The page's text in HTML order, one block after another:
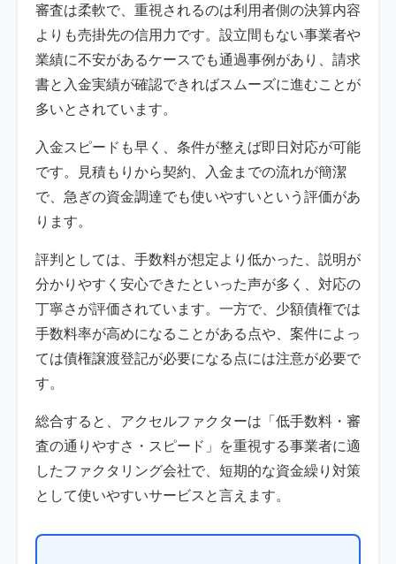
審査は柔軟で、重視されるのは利用者側の決算内容
よりも売掛先の信用力です。設立間もない事業者や
業績に不安があるケースでも通過事例があり、請求
書と入金実績が確認できればスムーズに進むことが
多いとされています。
入金スピードも早く、条件が整えば即日対応が可能
です。見積もりから契約、入金までの流れが簡潔
で、急ぎの資金調達でも使いやすいという評価があ
ります。
評判としては、手数料が想定より低かった、説明が
分かりやすく安心できたといった声が多く、対応の
丁寧さが評価されています。一方で、少額債権では
手数料率が高めになることがある点や、案件によっ
ては債権譲渡登記が必要になる点には注意が必要で
す。
総合すると、アクセルファクターは「低手数料・審
査の通りやすさ・スピード」を重視する事業者に適
したファクタリング会社で、短期的な資金繰り対策
として使いやすいサービスと言えます。